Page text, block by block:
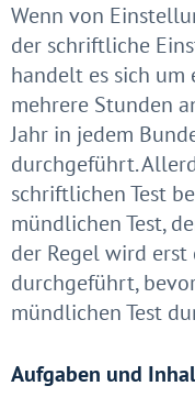
Wenn von
der schriftliche
handelt es sich
mehrere Stunden
Jahr in jedem
durchgeführt.
schriftlichen Test
mündlichen Test,
der Regel wird
durchgeführt,
mündlichen Test
Aufgaben und